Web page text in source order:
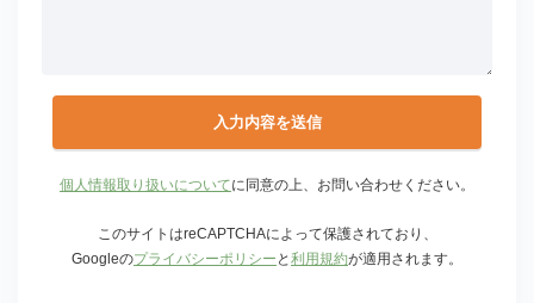
個人情報取り扱いについてに同意の上、お問い合わせください。
このサイトはreCAPTCHAによって保護されており、
Googleのプライバシーポリシー と 利用規約が適用されます。